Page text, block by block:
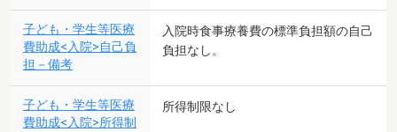
子ども・学生等医療
費助成<入院>自己負
担－備考
入院時食事療養費の標準負担額の自己
負担なし。
子ども・学生等医療
費助成<入院>所得制
所得制限なし